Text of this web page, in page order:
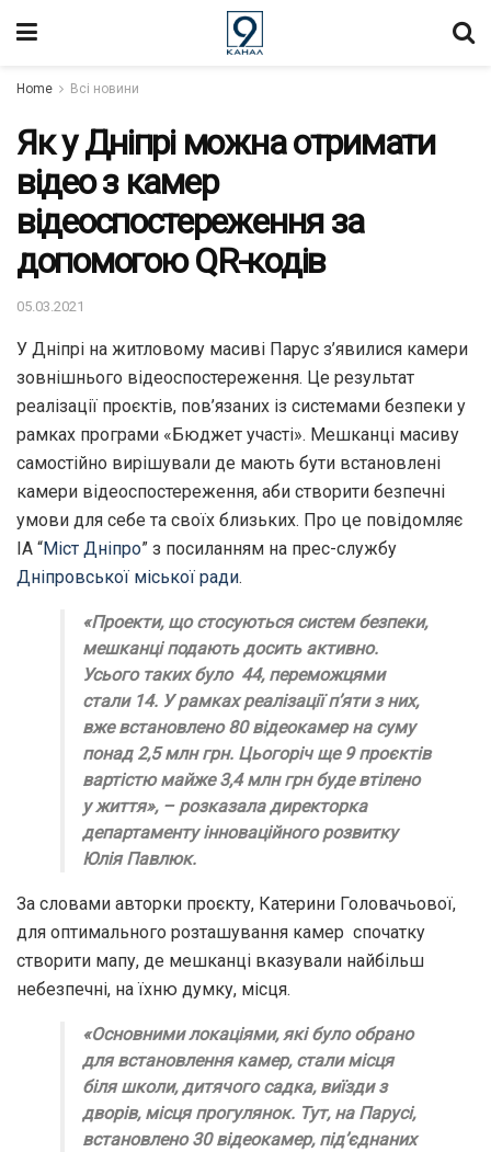
Home Всі новини
Як у Дніпрі можна отримати
відео з камер
відеоспостереження за
допомогою QR-кодів
05.03.2021
У Дніпрі на житловому масиві Парус з’явилися камери
зовнішнього відеоспостереження. Це результат
реалізації проєктів, пов’язаних із системами безпеки у
рамках програми «Бюджет участі». Мешканці масиву
самостійно вирішували де мають бути встановлені
камери відеоспостереження, аби створити безпечні
умови для себе та своїх близьких. Про це повідомляє
ІА “Міст Дніпро” з посиланням на прес-службу
Дніпровської міської ради.
«Проекти, що стосуються систем безпеки,
мешканці подають досить активно.
Усього таких було 44, переможцями
стали 14. У рамках реалізації п’яти з них,
вже встановлено 80 відеокамер на суму
понад 2,5 млн грн. Цьогоріч ще 9 проєктів
вартістю майже 3,4 млн грн буде втілено
у життя», – розказала директорка
департаменту інноваційного розвитку
Юлія Павлюк.
За словами авторки проєкту, Катерини Головачьової,
для оптимального розташування камер спочатку
створити мапу, де мешканці вказували найбільш
небезпечні, на їхню думку, місця.
«Основними локаціями, які було обрано
для встановлення камер, стали місця
біля школи, дитячого садка, виїзди з
дворів, місця прогулянок. Тут, на Парусі,
встановлено 30 відеокамер, під’єднаних